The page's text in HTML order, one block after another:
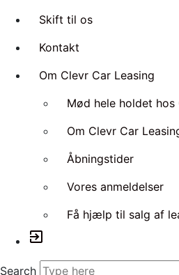
Skift til os
Kontakt
Om Clevr Car Leasing
Mød hele holdet hos
Om Clevr Car
Åbningstider
Vores anmeldelser
Få hjælp til salg af
exit_to_app
Search